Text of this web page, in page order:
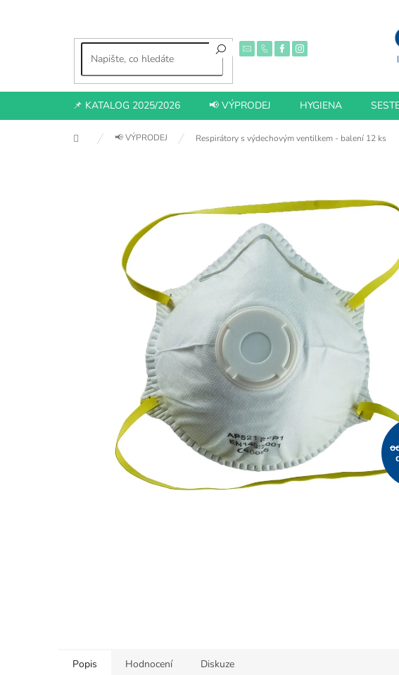
📌 KATALOG 2025/2026 📢 VÝPRODEJ HYGIENA
Domů 📢 VÝPRODEJ Respirátory s výdechovým ventilkem - balení 12 ks
Popis Hodnocení Diskuze